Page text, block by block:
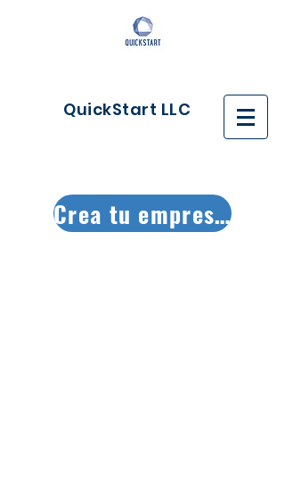
QuickStart LLC
Crea tu empresa ya!